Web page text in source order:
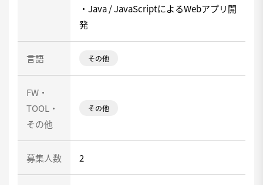
・Java / JavaScriptによるWebアプリ開
発
言語 その他
FW・
TOOL・
その他
その他
募集人数 2